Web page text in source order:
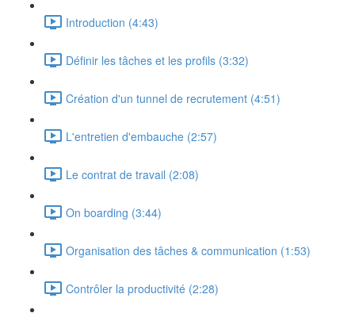
Introduction (4:43)
Définir les tâches et les profils (3:32)
Création d'un tunnel de recrutement (4:51)
L'entretien d'embauche (2:57)
Le contrat de travail (2:08)
On boarding (3:44)
Organisation des tâches & communication (1:53)
Contrôler la productivité (2:28)